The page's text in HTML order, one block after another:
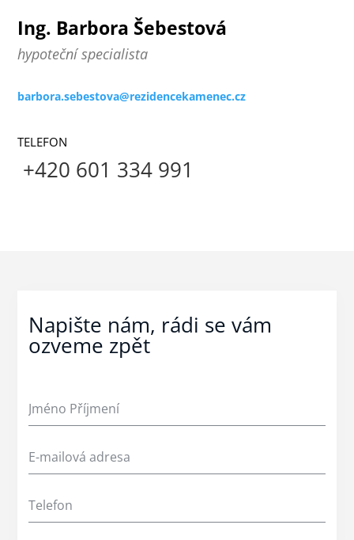
Ing. Barbora Šebestová
hypoteční specialista
barbora.sebestova@rezidencekamenec.cz
TELEFON
+420 601 334 991
Napište nám, rádi se vám
ozveme zpět